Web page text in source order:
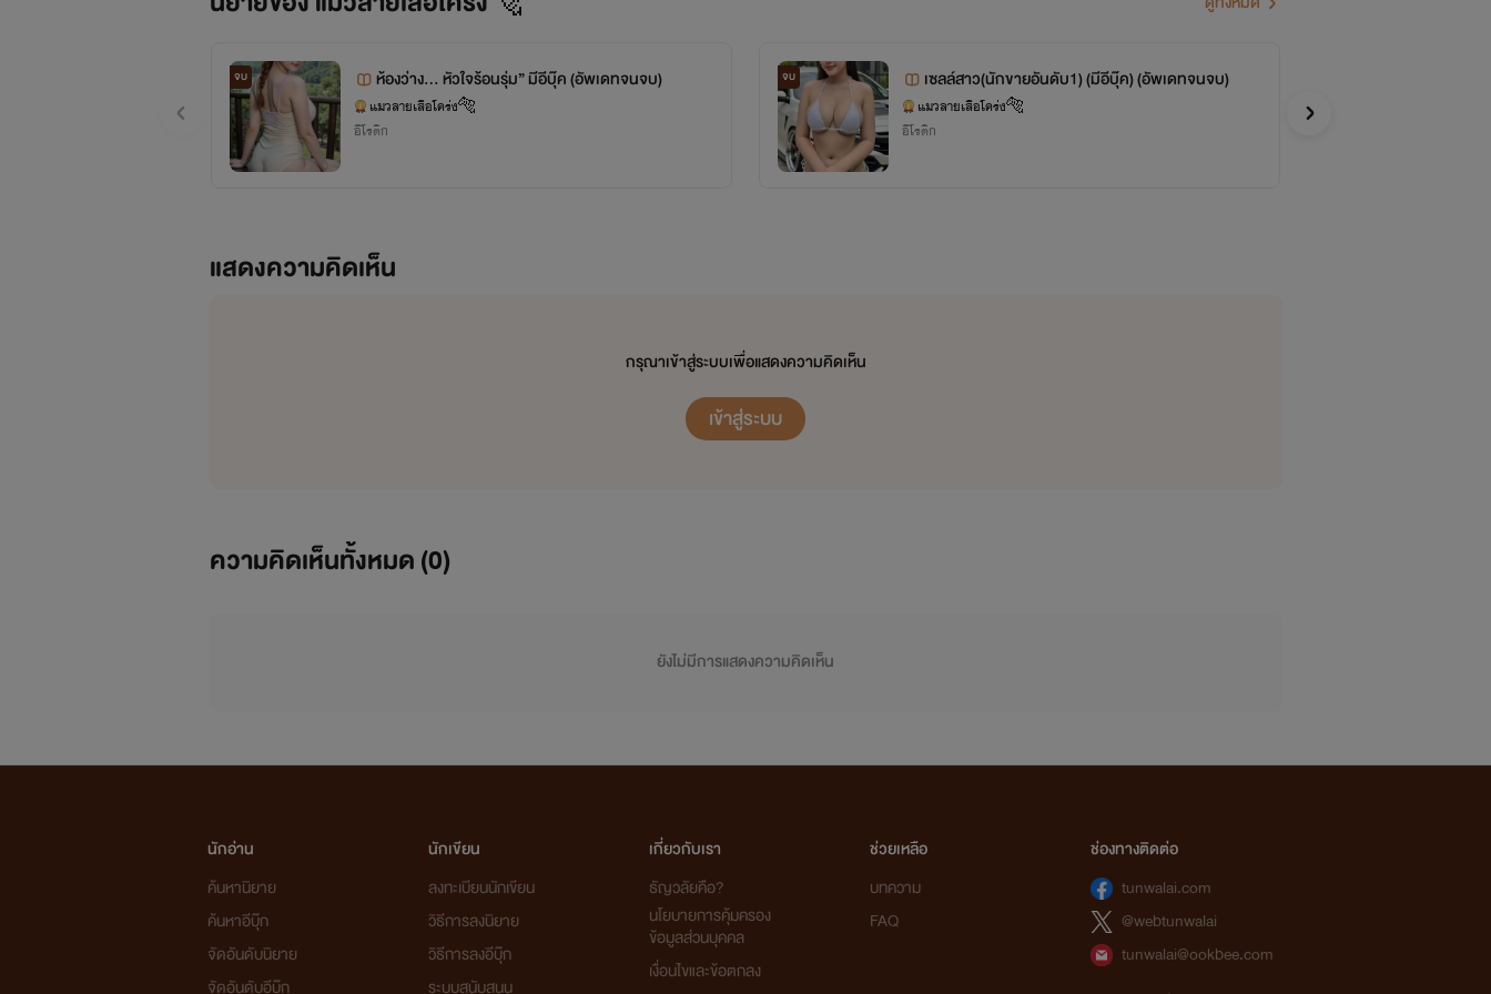
จบ ห้องว่าง... หัวใจร้อนรุ่ม” มีอีบุ๊ค (อัพเดทจนจบ)
แมวลายเสือโคร่ง🐅
อีโรติก
จบ เซลล์สาว(นักขายอันดับ1) (มีอีบุ๊ค) (อัพเดทจนจบ)
แมวลายเสือโคร่ง🐅
อีโรติก
แสดงความคิดเห็น
กรุณาเข้าสู่ระบบเพื่อแสดงความคิดเห็น
เข้าสู่ระบบ
ความคิดเห็นทั้งหมด (0)
ยังไม่มีการแสดงความคิดเห็น
นักอ่าน
ค้นหานิยาย
ค้นหาอีบุ๊ก
จัดอันดับนิยาย
จัดอันดับอีบุ๊ก
นักเขียน
ลงทะเบียนนักเขียน
วิธีการลงนิยาย
วิธีการลงอีบุ๊ก
ระบบสนับสนุน
เกี่ยวกับเรา
ธัญวลัยคือ?
นโยบายการคุ้มครอง
ข้อมูลส่วนบุคคล
เงื่อนไขและข้อตกลง
ช่วยเหลือ
บทความ
FAQ
ช่องทางติดต่อ
tunwalai.com
@webtunwalai
tunwalai@ookbee.com